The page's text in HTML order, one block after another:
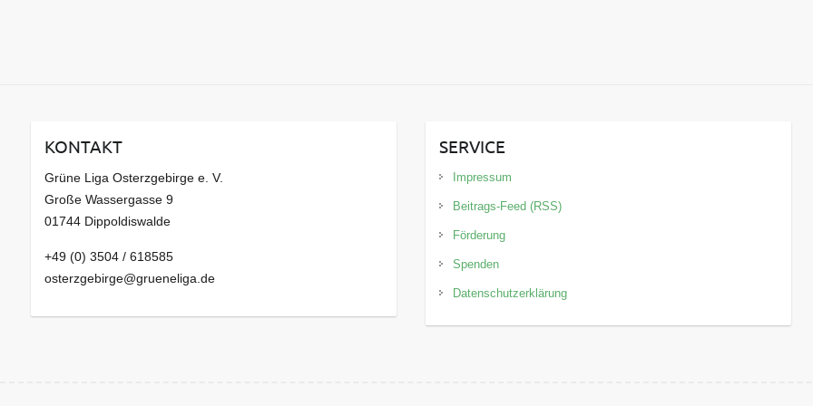
KONTAKT
Grüne Liga Osterzgebirge e. V.
Große Wassergasse 9
01744 Dippoldiswalde
+49 (0) 3504 / 618585
osterzgebirge@grueneliga.de
SERVICE
Impressum
Beitrags-Feed (RSS)
Förderung
Spenden
Datenschutzerklärung